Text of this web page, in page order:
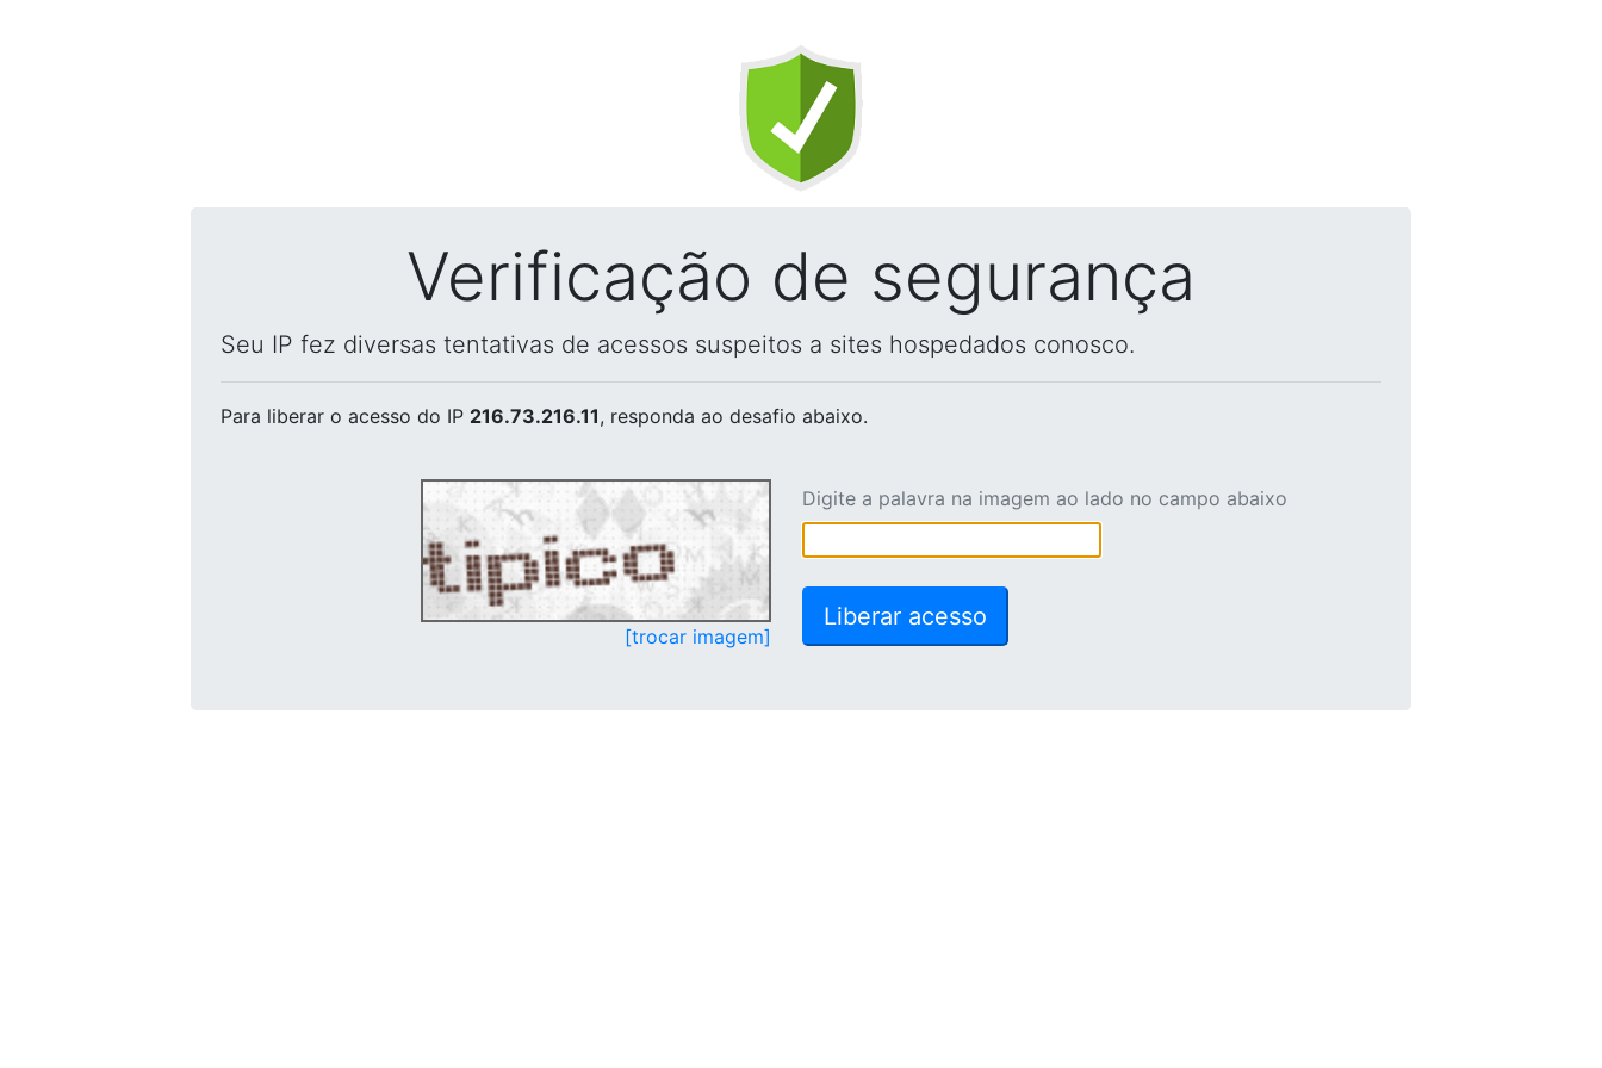
Verificação de segurança
Seu IP fez diversas tentativas de acessos suspeitos a sites hospedados conosco.
Para liberar o acesso do IP 216.73.216.11, responda ao desafio abaixo.
[trocar imagem]
Digite a palavra na imagem ao lado no campo abaixo